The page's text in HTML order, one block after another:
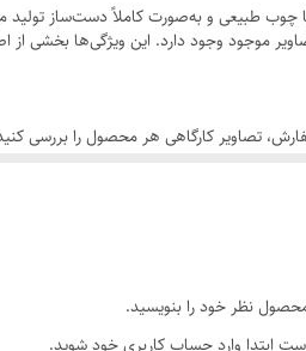
چوب طبیعی و به‌صورت کاملاً دست‌ساز
موجود وجود دارد. این ویژگی‌ها
تصاویر کارگاهی هر محصول را بررسی
نظر خود را بنویسید.
ابتدا وارد حساب کاربری خود شوید.